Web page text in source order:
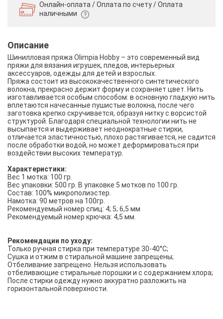
Онлайн-оплата / Оплата по счету /Оплата
наличными
Описание
Шинилловая пряжа Olimpia Hobby – это современный вид
пряжи для вязания игрушек, пледов, интерьерных
аксессуаров, одежды для детей и взрослых.
Пряжа состоит из высококачественного синтетического
волокна, прекрасно держит форму и сохраняет цвет. Нить
изготавливается особым способом: в основную гладкую нить
вплетаются начесанные пушистые волокна, после чего
заготовка крепко скручивается, образуя нитку с ворсистой
структурой. Благодаря специальной технологии нить не
высыпается и выдерживает неоднократные стирки,
отличается эластичностью, плохо растягивается, не садится
после обработки водой, но может деформироваться при
воздействии высоких температур.
Характеристики:
Вес 1 мотка: 100 гр.
Вес упаковки: 500 гр. В упаковке 5 мотков по 100 гр.
Состав: 100% микрополиэстер.
Намотка: 90 метров на 100гр.
Рекомендуемый номер спиц: 4; 5; 6,5 мм
Рекомендуемый номер крючка: 4,5 мм.
Рекомендации по уходу:
Только ручная стирка при температуре 30-40°C;
Сушка и отжим в стиральной машине запрещены;
Отбеливание запрещено. Нельзя использовать
отбеливающие стиральные порошки и с содержанием хлора;
После стирки одежду нужно аккуратно разложить на
горизонтальной поверхности.